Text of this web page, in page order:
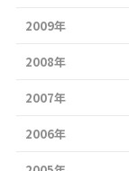
2009年
2008年
2007年
2006年